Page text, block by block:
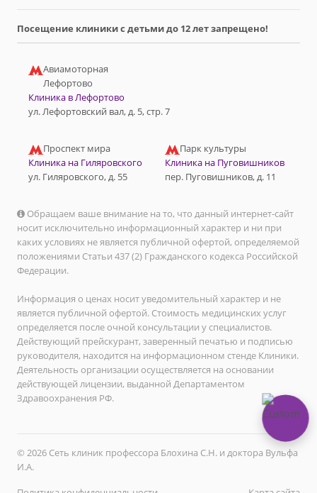
Посещение клиники с детьми до 12 лет запрещено!
Авиамоторная
Лефортово
Клиника в Лефортово
ул. Лефортовский вал, д. 5, стр. 7
Проспект мира
Клиника на Гиляровского
ул. Гиляровского, д. 55
Парк культуры
Клиника на Пуговишников
пер. Пуговишников, д. 11
Обращаем ваше внимание на то, что данный интернет-сайт
носит исключительно информационный характер и ни при
каких условиях не является публичной офертой, определяемой
положениями Статьи 437 (2) Гражданского кодекса Российской
Федерации.
Информация о ценах носит уведомительный характер и не
является публичной офертой. Стоимость медицинских услуг
определяется после очной консультации у специалистов.
Действующий прейскурант, заверенный печатью и подписью
руководителя, находится на информационном стенде Клиники.
Деятельность организации осуществляется на основании
действующей лицензии, выданной Департаментом
Здравоохранения РФ.
© 2026 Сеть клиник профессора Блохина С.Н. и доктора Вульфа
И.А.